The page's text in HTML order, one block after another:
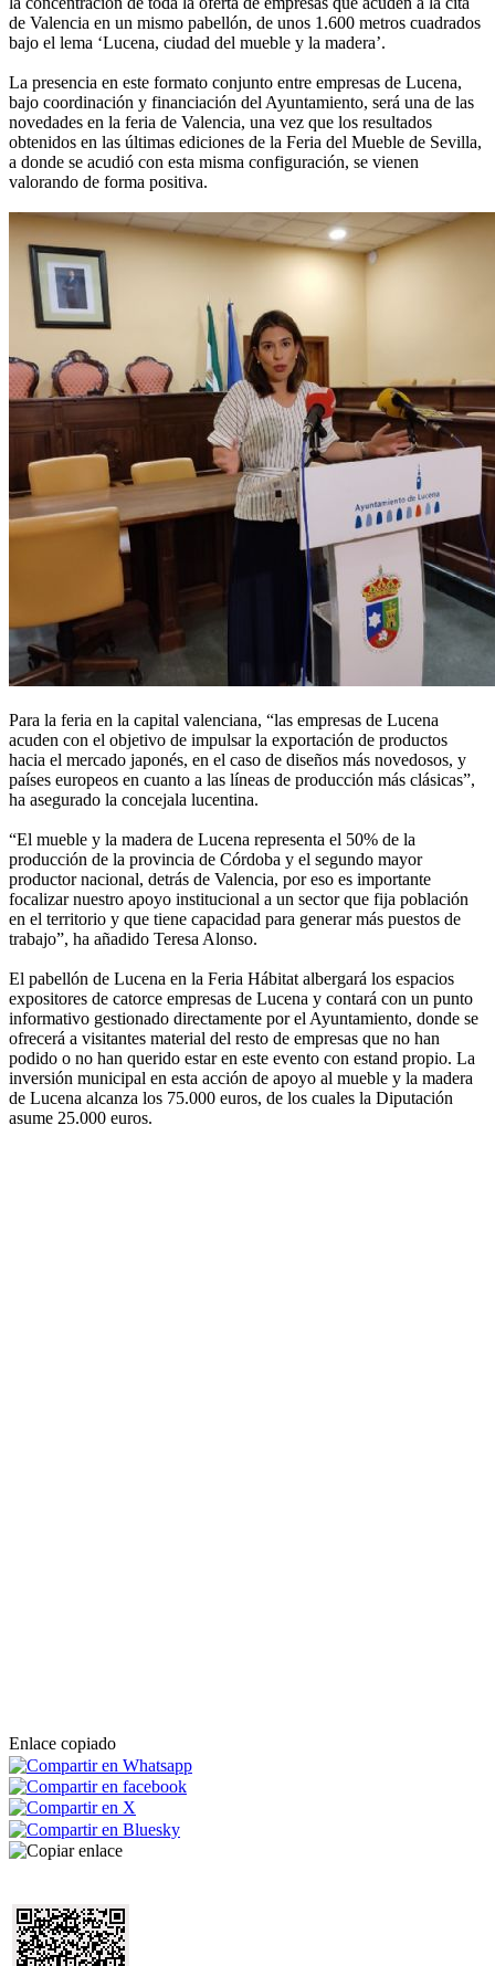
de Valencia en un mismo pabellón, de unos 1.600 metros cuadrados
bajo el lema ‘Lucena, ciudad del mueble y la madera’.
La presencia en este formato conjunto entre empresas de Lucena,
bajo coordinación y financiación del Ayuntamiento, será una de las
novedades en la feria de Valencia, una vez que los resultados
obtenidos en las últimas ediciones de la Feria del Mueble de Sevilla,
a donde se acudió con esta misma configuración, se vienen
valorando de forma positiva.
Para la feria en la capital valenciana, “las empresas de Lucena
acuden con el objetivo de impulsar la exportación de productos
hacia el mercado japonés, en el caso de diseños más novedosos, y
países europeos en cuanto a las líneas de producción más clásicas”,
ha asegurado la concejala lucentina.
“El mueble y la madera de Lucena representa el 50% de la
producción de la provincia de Córdoba y el segundo mayor
productor nacional, detrás de Valencia, por eso es importante
focalizar nuestro apoyo institucional a un sector que fija población
en el territorio y que tiene capacidad para generar más puestos de
trabajo”, ha añadido Teresa Alonso.
El pabellón de Lucena en la Feria Hábitat albergará los espacios
expositores de catorce empresas de Lucena y contará con un punto
informativo gestionado directamente por el Ayuntamiento, donde se
ofrecerá a visitantes material del resto de empresas que no han
podido o no han querido estar en este evento con estand propio. La
inversión municipal en esta acción de apoyo al mueble y la madera
de Lucena alcanza los 75.000 euros, de los cuales la Diputación
asume 25.000 euros.
Enlace copiado